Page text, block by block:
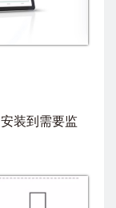
装到需要监